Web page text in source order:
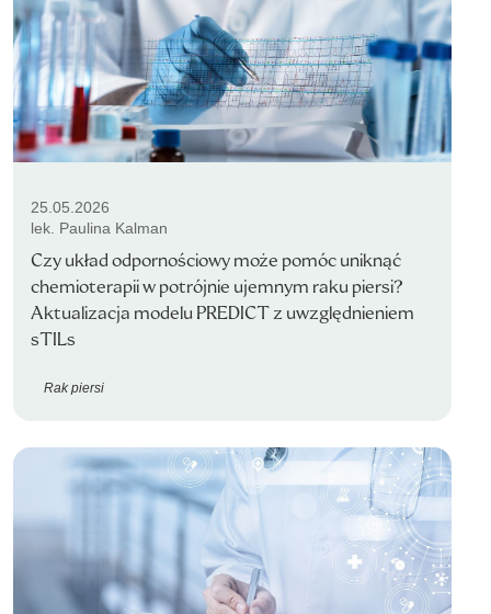
25.05.2026
lek. Paulina Kalman
Czy układ odpornościowy może pomóc uniknąć
chemioterapii w potrójnie ujemnym raku piersi?
Aktualizacja modelu PREDICT z uwzględnieniem
sTILs
Rak piersi